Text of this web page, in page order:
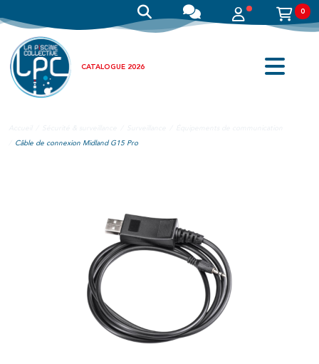
0
CATALOGUE 2026
Câble de connexion Midland G15 Pro